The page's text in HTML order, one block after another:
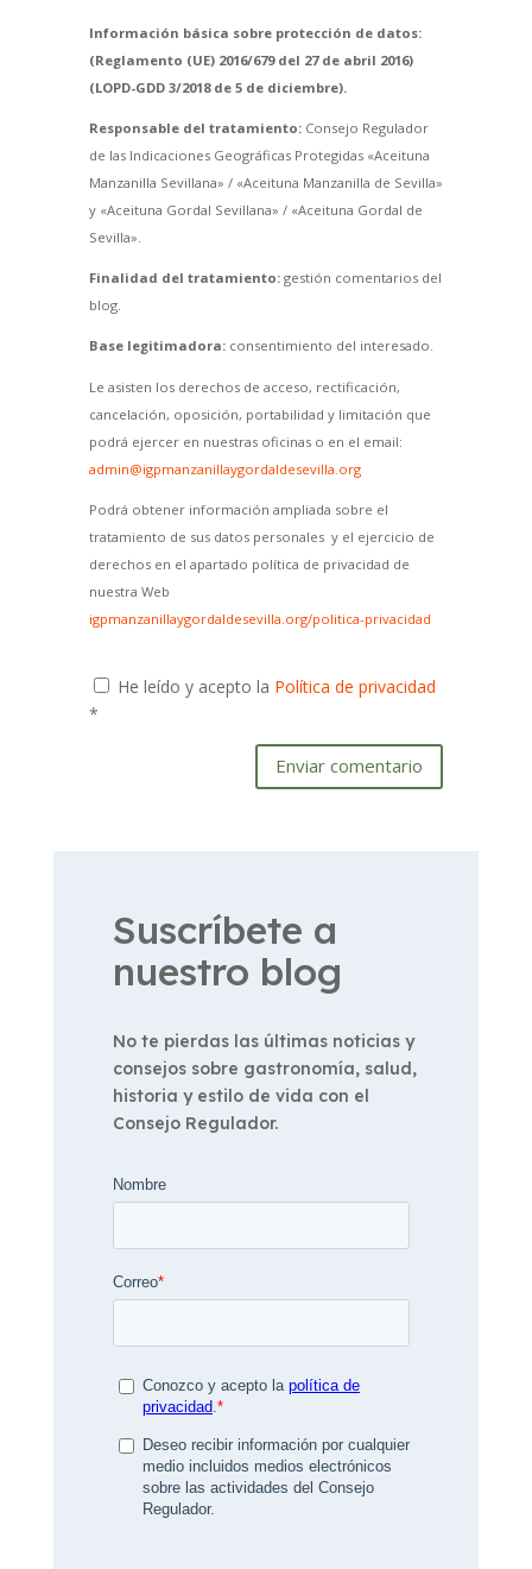
Información básica sobre protección de datos:
(Reglamento (UE) 2016/679 del 27 de abril 2016)
(LOPD-GDD 3/2018 de 5 de diciembre).
Responsable del tratamiento:Consejo Regulador
de las Indicaciones Geográficas Protegidas «Aceituna
Manzanilla Sevillana» / «Aceituna Manzanilla de Sevilla»
y «Aceituna Gordal Sevillana» / «Aceituna Gordal de
Sevilla».
Finalidad del tratamiento:gestión comentarios del
blog.
Base legitimadora:consentimiento del interesado.
Le asisten los derechos de acceso, rectificación,
cancelación, oposición, portabilidad y limitación que
podrá ejercer en nuestras oficinas o en el email:
admin@igpmanzanillaygordaldesevilla.org
Podrá obtener información ampliada sobre el
tratamiento de sus datos personales y el ejercicio de
derechos en el apartado política de privacidad de
nuestra Web
igpmanzanillaygordaldesevilla.org/politica-privacidad
He leído y acepto la Política de privacidad
*
Enviar comentario
Suscríbete a
nuestro blog
No te pierdas las últimas noticias y
consejos sobre gastronomía, salud,
historia y estilo de vida con el
Consejo Regulador.